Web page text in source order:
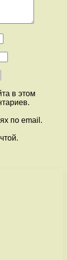
в этом
по email.